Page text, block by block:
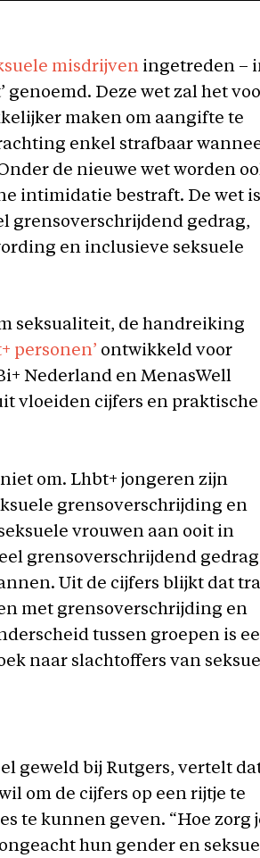
misdrijven ingetreden –
genoemd. Deze wet zal het
maken om aangifte te
enkel strafbaar
de nieuwe wet worden
intimidatie bestraft. De wet is
grensoverschrijdend gedrag,
en inclusieve seksuele
seksualiteit, de handreiking
personen’ ontwikkeld voor
Nederland en MenasWell
vloeiden cijfers en praktische
om. Lhbt+ jongeren zijn
grensoverschrijding en
vrouwen aan ooit in
grensoverschrijdend gedrag
Uit de cijfers blijkt dat
met grensoverschrijding en
tussen groepen is
naar slachtoffers van
geweld bij Rutgers, vertelt
om de cijfers op een rijtje te
te kunnen geven. “Hoe zorg
hun gender en